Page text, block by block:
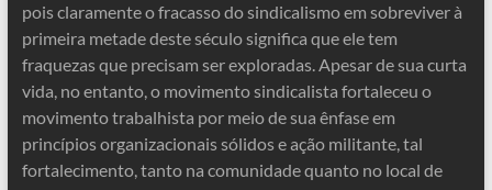
pois claramente o fracasso do sindicalismo em sobreviver à
primeira metade deste século significa que ele tem
fraquezas que precisam ser exploradas. Apesar de sua curta
vida, no entanto, o movimento sindicalista fortaleceu o
movimento trabalhista por meio de sua ênfase em
princípios organizacionais sólidos e ação militante, tal
fortalecimento, tanto na comunidade quanto no local de